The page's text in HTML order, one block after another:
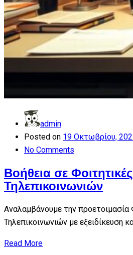
admin
Posted on 19 Οκτωβρίου,
No Comments
Βοήθεια σε
Τηλεπικοινωνιών
Αναλαμβάνουμε την προετοιμασία
Τηλεπικοινωνιών με εξειδίκευση
Read More